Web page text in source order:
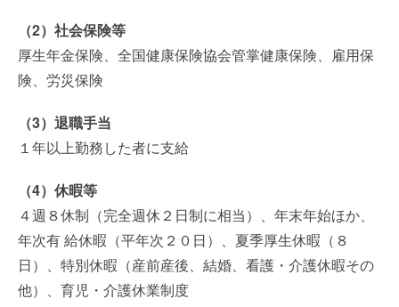
（2）社会保険等
厚生年金保険、全国健康保険協会管掌健康保険、雇用保
険、労災保険
（3）退職手当
１年以上勤務した者に支給
（4）休暇等
４週８休制（完全週休２日制に相当）、年末年始ほか、
年次有 給休暇（平年次２０日）、夏季厚生休暇（８
日）、特別休暇（産前産後、結婚、看護・介護休暇その
他）、育児・介護休業制度